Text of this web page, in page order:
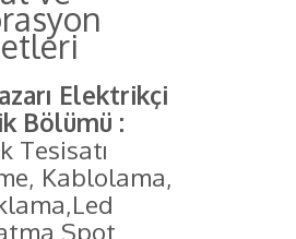
Elektrikçi
Bölümü :
Tesisatı
Kablolama,